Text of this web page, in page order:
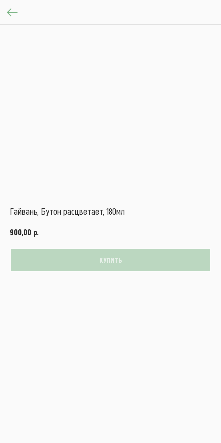
Гайвань, Бутон расцветает, 180мл
900,00 р.
КУПИТЬ